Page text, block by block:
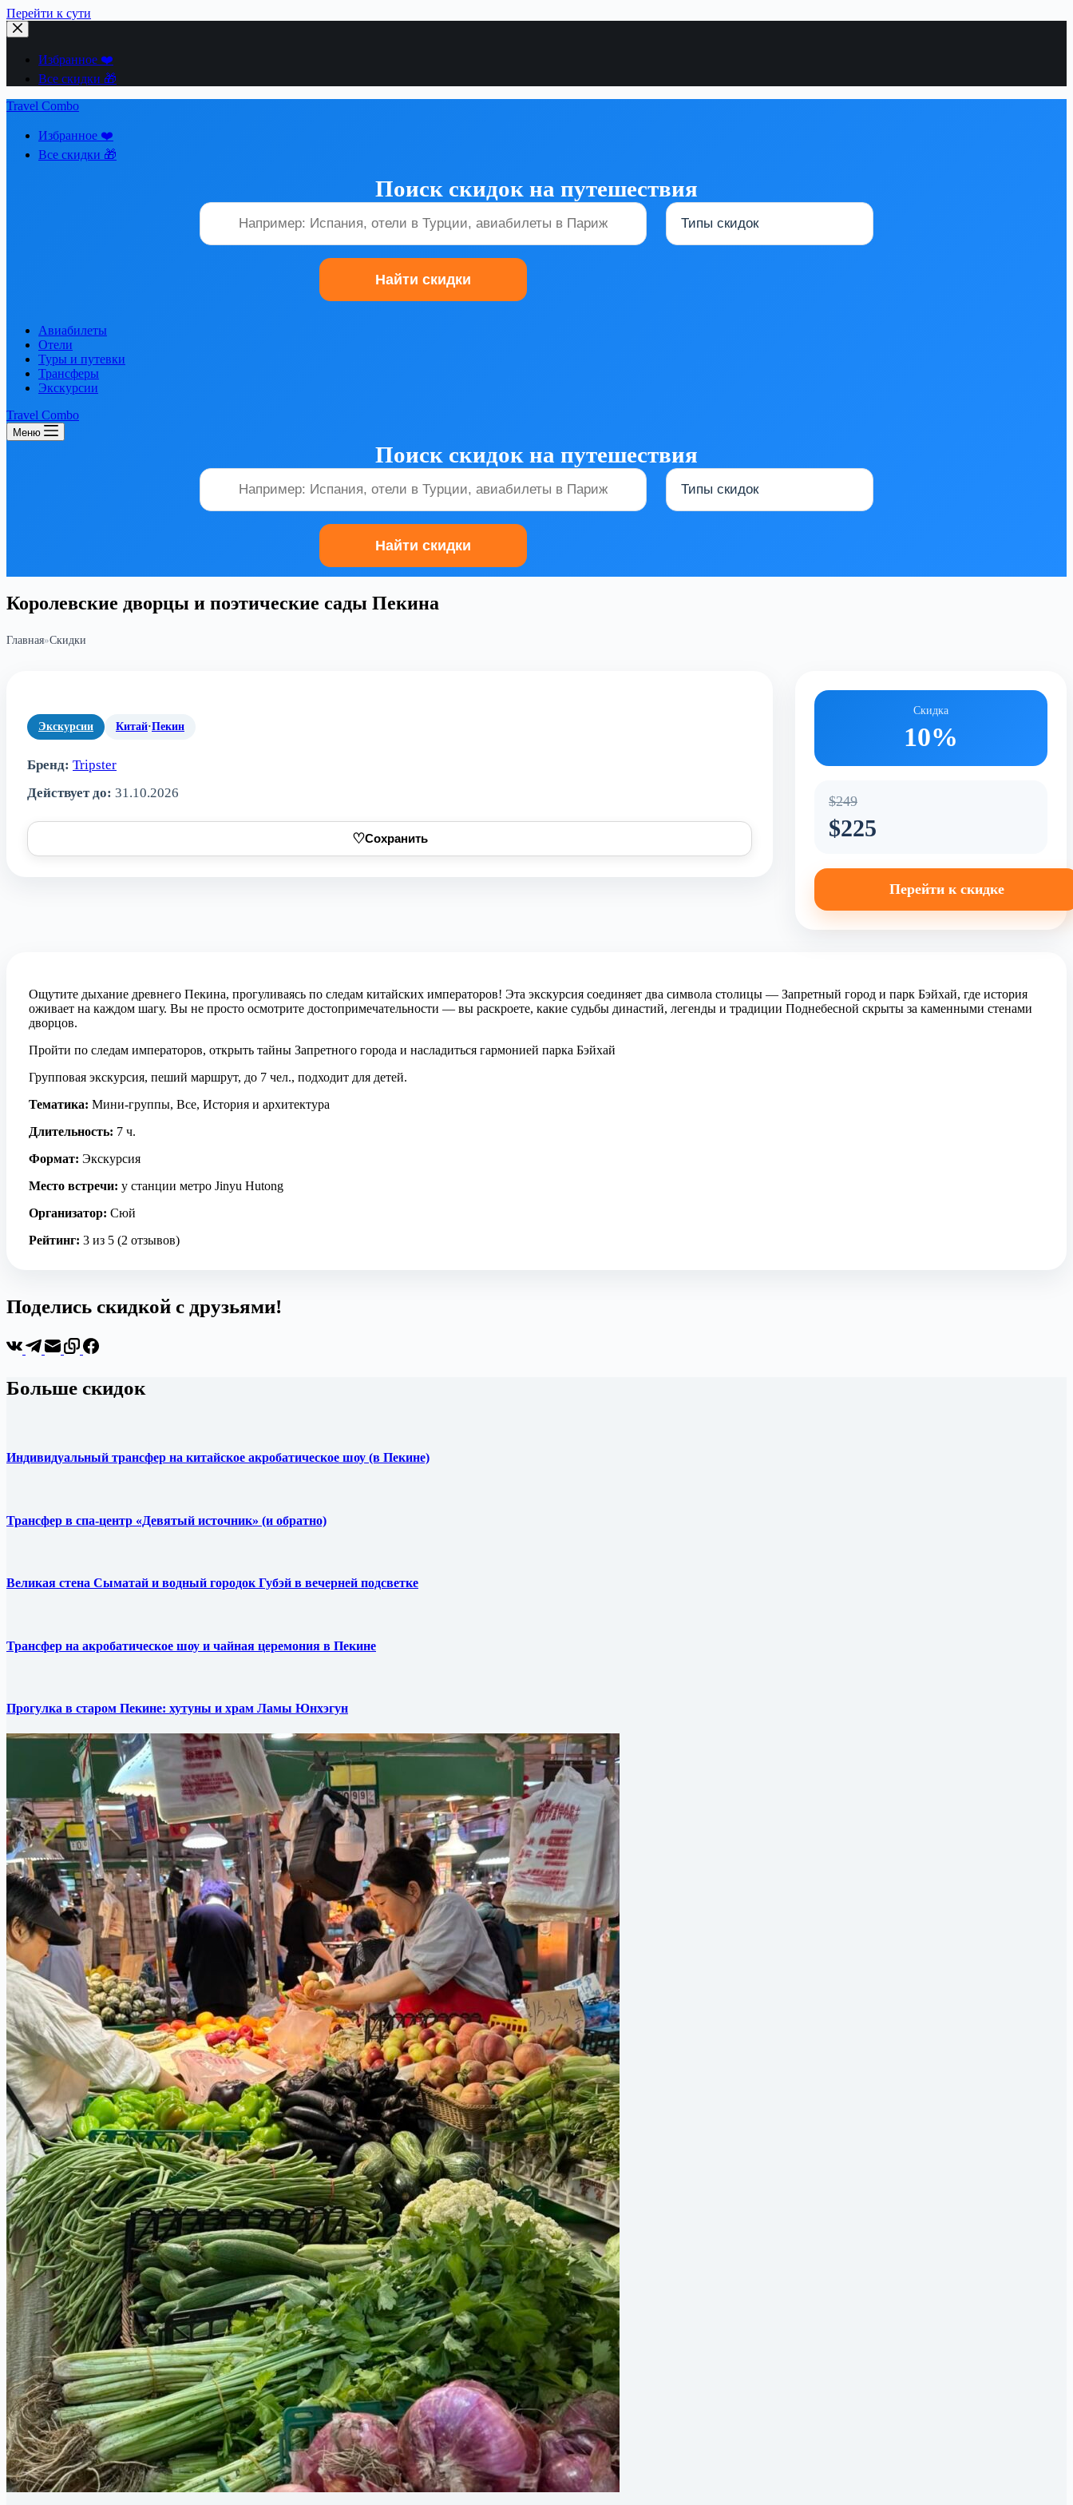
Перейти к сути
Избранное ❤️
Все скидки 🎁
Travel Combo
Избранное ❤️
Все скидки 🎁
Поиск скидок на путешествия
Авиабилеты
Отели
Туры и путевки
Трансферы
Экскурсии
Travel Combo
Меню
Поиск скидок на путешествия
Королевские дворцы и поэтические сады Пекина
Главная»Скидки
Экскурсии Китай·Пекин
Бренд: Tripster
Действует до: 31.10.2026
♡Сохранить
Скидка
10%
$249
$225
Перейти к скидке
Ощутите дыхание древнего Пекина, прогуливаясь по следам китайских императоров! Эта экскурсия соединяет два символа столицы — Запретный город и парк Бэйхай, где история
оживает на каждом шагу. Вы не просто осмотрите достопримечательности — вы раскроете, какие судьбы династий, легенды и традиции Поднебесной скрыты за каменными стенами
дворцов.
Пройти по следам императоров, открыть тайны Запретного города и насладиться гармонией парка Бэйхай
Групповая экскурсия, пеший маршрут, до 7 чел., подходит для детей.
Тематика: Мини-группы, Все, История и архитектура
Длительность: 7 ч.
Формат: Экскурсия
Место встречи: у станции метро Jinyu Hutong
Организатор: Сюй
Рейтинг: 3 из 5 (2 отзывов)
Поделись скидкой с друзьями!
Больше скидок
Индивидуальный трансфер на китайское акробатическое шоу (в Пекине)
Трансфер в спа-центр «Девятый источник» (и обратно)
Великая стена Сыматай и водный городок Губэй в вечерней подсветке
Трансфер на акробатическое шоу и чайная церемония в Пекине
Прогулка в старом Пекине: хутуны и храм Ламы Юнхэгун